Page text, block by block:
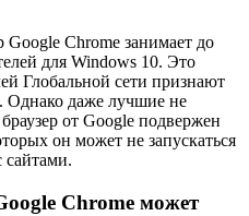
Chrome занимает до
для Windows 10. Это
Глобальной сети признают
Однако даже лучшие не
от Google подвержен
он может не запускаться
сайтами.
Chrome может